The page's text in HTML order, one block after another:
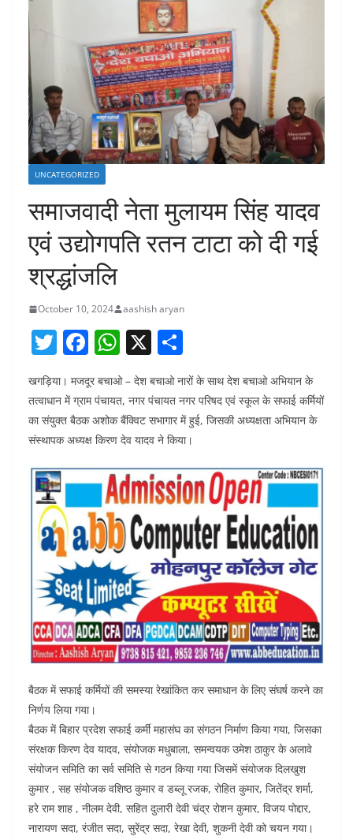
UNCATEGORIZED
समाजवादी नेता मुलायम सिंह यादव
एवं उद्योगपति रतन टाटा को दी गई
श्रद्धांजलि
October 10, 2024 aashish aryan
T
itt
er
F
c
e
b
o
o
k
W
h
at
s
A
p
p
X
h
ar
e
खगड़िया। मजदूर बचाओ – देश बचाओ नारों के साथ देश बचाओ अभियान के
तत्वाधान में ग्राम पंचायत, नगर पंचायत नगर परिषद एवं स्कूल के सफाई कर्मियों
का संयुक्त बैठक अशोक बैंक्विट सभागार में हुई, जिसकी अध्यक्षता अभियान के
संस्थापक अध्यक्ष किरण देव यादव ने किया।
बैठक में सफाई कर्मियों की समस्या रेखांकित कर समाधान के लिए संघर्ष करने का
निर्णय लिया गया।
बैठक में बिहार प्रदेश सफाई कर्मी महासंघ का संगठन निर्माण किया गया, जिसका
संरक्षक किरण देव यादव, संयोजक मधुबाला, समन्वयक उमेश ठाकुर के अलावे
संयोजन समिति का सर्व समिति से गठन किया गया जिसमें संयोजक दिलखुश
कुमार , सह संयोजक वशिष्ठ कुमार व डब्लू रजक, रोहित कुमार, जितेंद्र शर्मा,
हरे राम शाह , नीलम देवी, सहित दुलारी देवी चंद्र रोशन कुमार, विजय पोद्दार,
नारायण सदा, रंजीत सदा, सुरेंद्र सदा, रेखा देवी, शुकनी देवी को चयन गया।